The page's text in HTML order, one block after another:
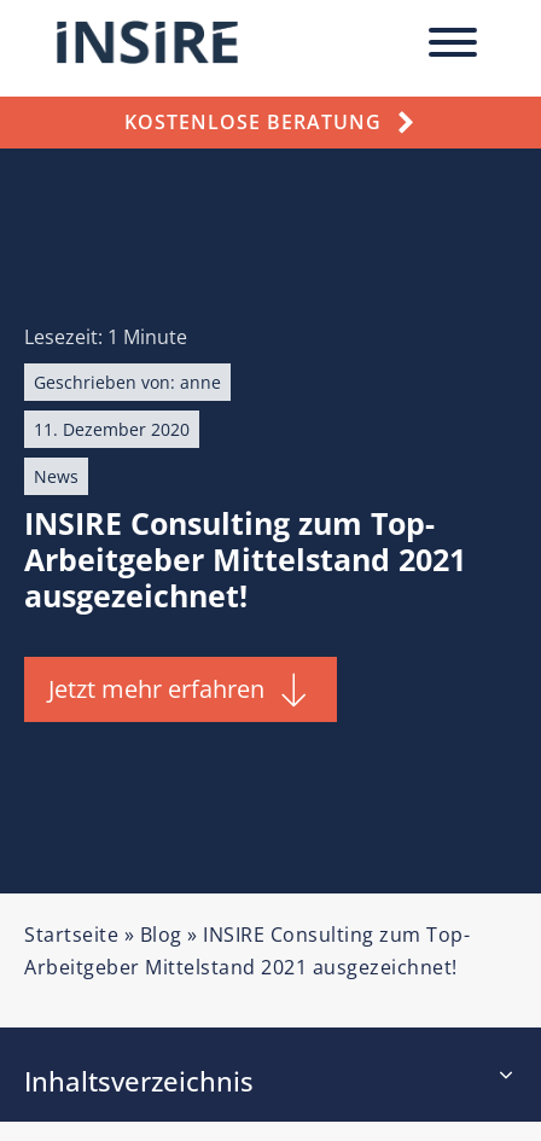
KOSTENLOSE BERATUNG
Lesezeit: 1 Minute
Geschrieben von: anne
11. Dezember 2020
News
INSIRE Consulting zum Top-
Arbeitgeber Mittelstand 2021
ausgezeichnet!
Jetzt mehr erfahren
Startseite » Blog » INSIRE Consulting zum Top-
Arbeitgeber Mittelstand 2021 ausgezeichnet!
Inhaltsverzeichnis